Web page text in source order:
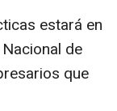
estará en
de
que